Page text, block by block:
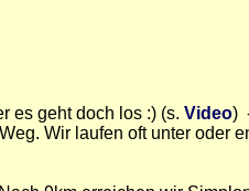
es geht doch los :) (s. Video)
Wir laufen oft unter oder